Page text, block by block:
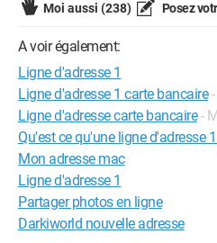
Moi aussi (238) Posez
A voir également:
Ligne d'adresse 1
Ligne d'adresse 1 carte bancaire
Ligne d'adresse carte bancaire -
Qu'est ce qu'une ligne d'adresse
Mon adresse mac
Ligne d'adresse 1
Partager photos en ligne
Darkiworld nouvelle adresse